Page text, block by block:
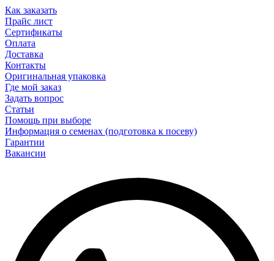
Как заказать
Прайс лист
Сертификаты
Оплата
Доставка
Контакты
Оригинальная упаковка
Где мой заказ
Задать вопрос
Статьи
Помощь при выборе
Информация о семенах (подготовка к посеву)
Гарантии
Вакансии